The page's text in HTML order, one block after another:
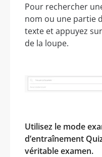
Pour rechercher
nom ou une partie
texte et appuyez
de la loupe.
Utilisez le mode
d’entraînement
véritable examen.